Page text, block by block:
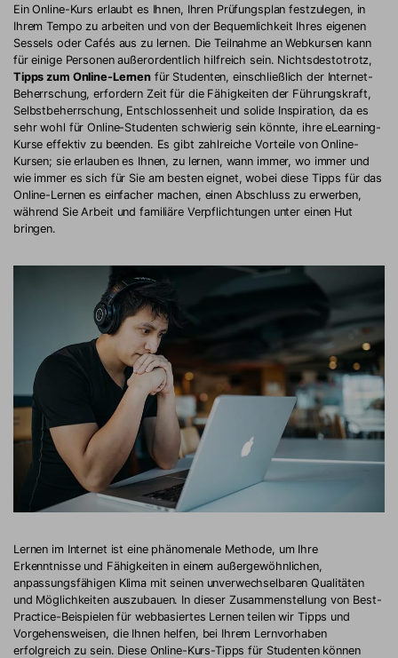
Ein Online-Kurs erlaubt es Ihnen, Ihren Prüfungsplan festzulegen, in
Ihrem Tempo zu arbeiten und von der Bequemlichkeit Ihres eigenen
Sessels oder Cafés aus zu lernen. Die Teilnahme an Webkursen kann
für einige Personen außerordentlich hilfreich sein. Nichtsdestotrotz,
Tipps zum Online-Lernen für Studenten, einschließlich der Internet-
Beherrschung, erfordern Zeit für die Fähigkeiten der Führungskraft,
Selbstbeherrschung, Entschlossenheit und solide Inspiration, da es
sehr wohl für Online-Studenten schwierig sein könnte, ihre eLearning-
Kurse effektiv zu beenden. Es gibt zahlreiche Vorteile von Online-
Kursen; sie erlauben es Ihnen, zu lernen, wann immer, wo immer und
wie immer es sich für Sie am besten eignet, wobei diese Tipps für das
Online-Lernen es einfacher machen, einen Abschluss zu erwerben,
während Sie Arbeit und familiäre Verpflichtungen unter einen Hut
bringen.
Lernen im Internet ist eine phänomenale Methode, um Ihre
Erkenntnisse und Fähigkeiten in einem außergewöhnlichen,
anpassungsfähigen Klima mit seinen unverwechselbaren Qualitäten
und Möglichkeiten auszubauen. In dieser Zusammenstellung von Best-
Practice-Beispielen für webbasiertes Lernen teilen wir Tipps und
Vorgehensweisen, die Ihnen helfen, bei Ihrem Lernvorhaben
erfolgreich zu sein. Diese Online-Kurs-Tipps für Studenten können